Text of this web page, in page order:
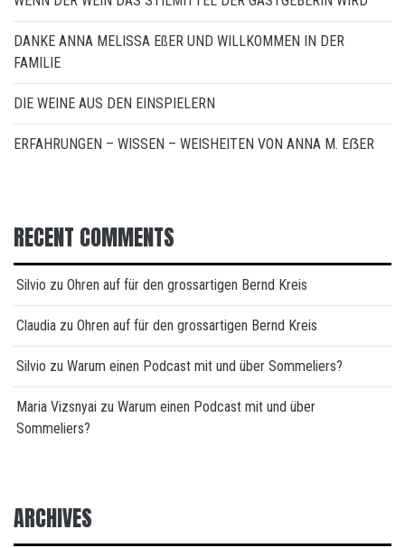
DANKE ANNA MELISSA EßER UND WILLKOMMEN IN DER
FAMILIE
DIE WEINE AUS DEN EINSPIELERN
ERFAHRUNGEN – WISSEN – WEISHEITEN VON ANNA M. EẞER
RECENT COMMENTS
Silvio zu Ohren auf für den grossartigen Bernd Kreis
Claudia zu Ohren auf für den grossartigen Bernd Kreis
Silvio zu Warum einen Podcast mit und über Sommeliers?
Maria Vizsnyai zu Warum einen Podcast mit und über
Sommeliers?
ARCHIVES